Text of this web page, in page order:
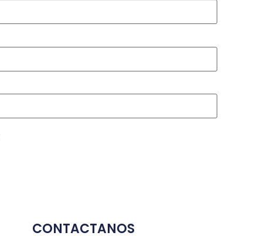
CONTACTANOS